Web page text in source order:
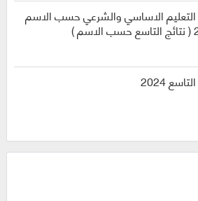
التعليم الاساسي والشرعي حسب الاسم
)
2024